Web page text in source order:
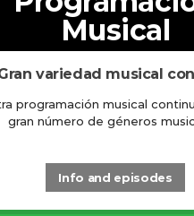
Musical
variedad musical
programación musical
gran número de géneros
Info and episodes